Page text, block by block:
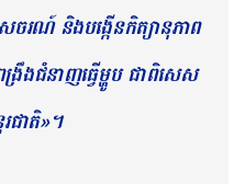
ចរណ៍ និងបង្កើនកិត្យានុភាព
ងជំនាញធ្វើម្ហូប ជាពិសេស
ជាតិ»។